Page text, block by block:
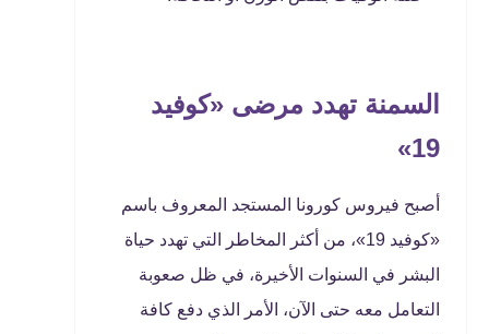
السمنة تهدد مرضى «كوفيد
19»
أصبح فيروس كورونا المستجد المعروف باسم
«كوفيد 19»، من أكثر المخاطر التي تهدد حياة
البشر في السنوات الأخيرة، في ظل صعوبة
التعامل معه حتى الآن، الأمر الذي دفع كافة